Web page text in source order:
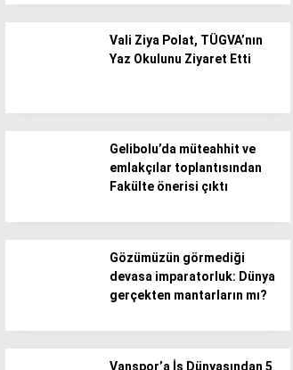
Vali Ziya Polat, TÜGVA’nın
Yaz Okulunu Ziyaret Etti
Gelibolu’da müteahhit ve
emlakçılar toplantısından
Fakülte önerisi çıktı
Gözümüzün görmediği
devasa imparatorluk: Dünya
gerçekten mantarların mı?
Vanspor’a İş Dünyasından 5